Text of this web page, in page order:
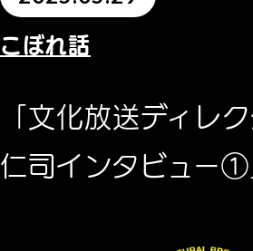
こぼれ話
「文化放送ディレ
仁司インタビュー①